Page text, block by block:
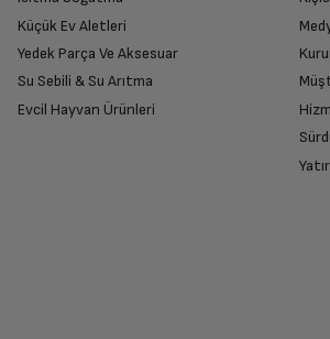
İade
Yetkili servis
Küçük Ev Aletleri
Yedek Parça Ve Aksesuar
Su Sebili & Su Arıtma
Evcil Hayvan Ürünleri